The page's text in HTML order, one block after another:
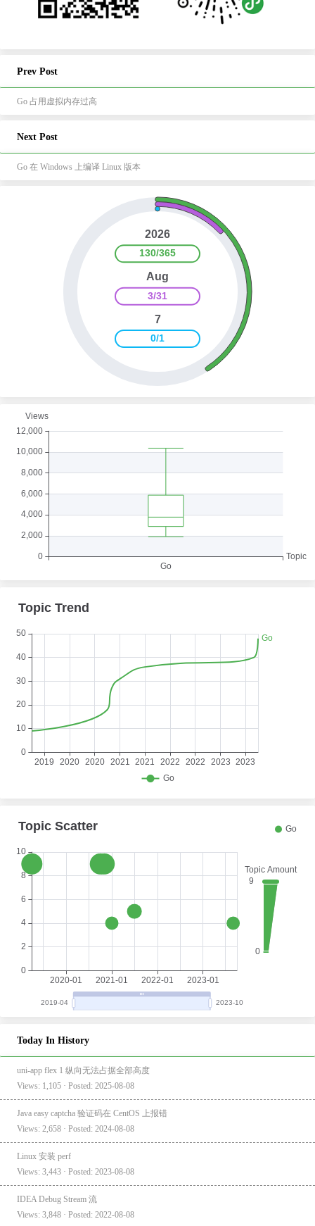
Prev Post
Go 占用虚拟内存过高
Next Post
Go 在 Windows 上编译 Linux 版本
Today In History
uni-app flex 1 纵向无法占据全部高度
Views: 1,105 · Posted: 2025-08-08
Java easy captcha 验证码在 CentOS 上报错
Views: 2,658 · Posted: 2024-08-08
Linux 安装 perf
Views: 3,443 · Posted: 2023-08-08
IDEA Debug Stream 流
Views: 3,848 · Posted: 2022-08-08